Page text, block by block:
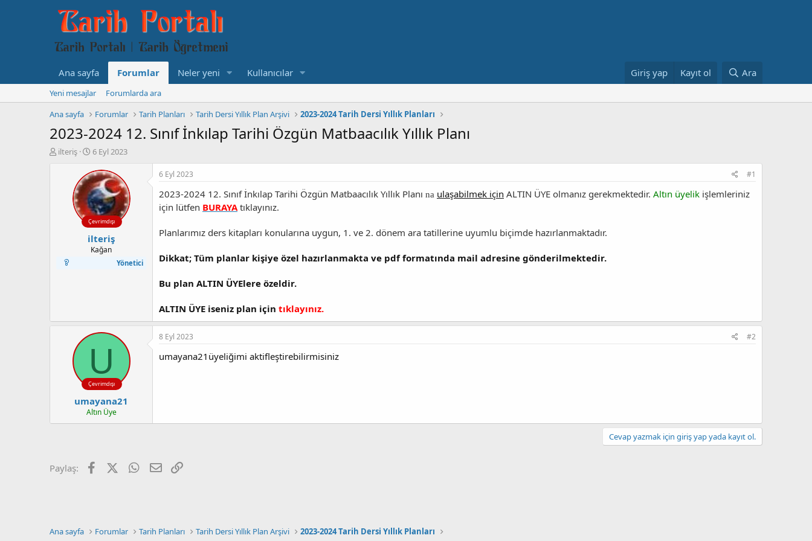
Ana sayfa Forumlar Neler yeni Kullanıcılar Giriş yap Kayıt ol Ara
Yeni mesajlar
Forumlarda ara
Ana sayfa
Forumlar Tarih Planları Tarih Dersi Yıllık Plan Arşivi 2023-2024 Tarih Dersi Yıllık Planları
2023-2024 12. Sınıf İnkılap Tarihi Özgün Matbaacılık Yıllık Planı
K
ilteriş
B
ş
l
a
n
g
ı
ç
t
6 Eyl 2023
Çevrimdışı
ilteriş
Kağan
Yönetici
6 Eyl 2023 #1
2023-2024 12. Sınıf İnkılap Tarihi Özgün Matbaacılık Yıllık Planı na ulaşabilmek için ALTIN ÜYE olmanız gerekmektedir. Altın üyelik işlemleriniz
için lütfen BURAYA tıklayınız.
Planlarımız ders kitapları konularına uygun, 1. ve 2. dönem ara tatillerine uyumlu biçimde hazırlanmaktadır.
Dikkat; Tüm planlar kişiye özel hazırlanmakta ve pdf formatında mail adresine gönderilmektedir.
Bu plan ALTIN ÜYElere özeldir.
ALTIN ÜYE iseniz plan için tıklayınız.
U
Çevrimdışı
umayana21
Altın Üye
8 Eyl 2023 #2
umayana21üyeliğimi aktifleştirebilirmisiniz
Cevap yazmak için giriş yap yada kayıt ol.
Paylaş: FacebookX (Twitter)WhatsApp
E-posta
Ana sayfa Forumlar Tarih Planları Tarih Dersi Yıllık Plan Arşivi 2023-2024 Tarih Dersi Yıllık Planları